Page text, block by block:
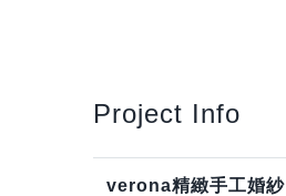
Project Info
verona精緻手工婚紗